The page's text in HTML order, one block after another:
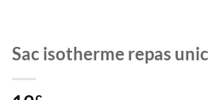
Sac isotherme repas